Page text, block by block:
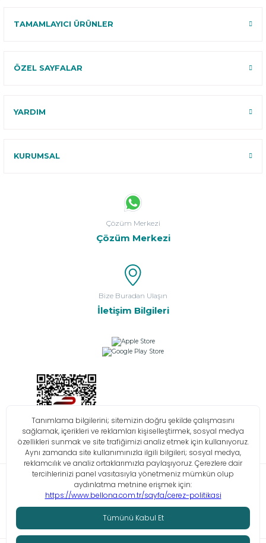
TAMAMLAYICI ÜRÜNLER
ÖZEL SAYFALAR
YARDIM
KURUMSAL
Çözüm Merkezi
Çözüm Merkezi
Bize Buradan Ulaşın
İletişim Bilgileri
Bilgi Toplumu Hizmetleri KVKK Çerez Politikası İşlem Rehberi